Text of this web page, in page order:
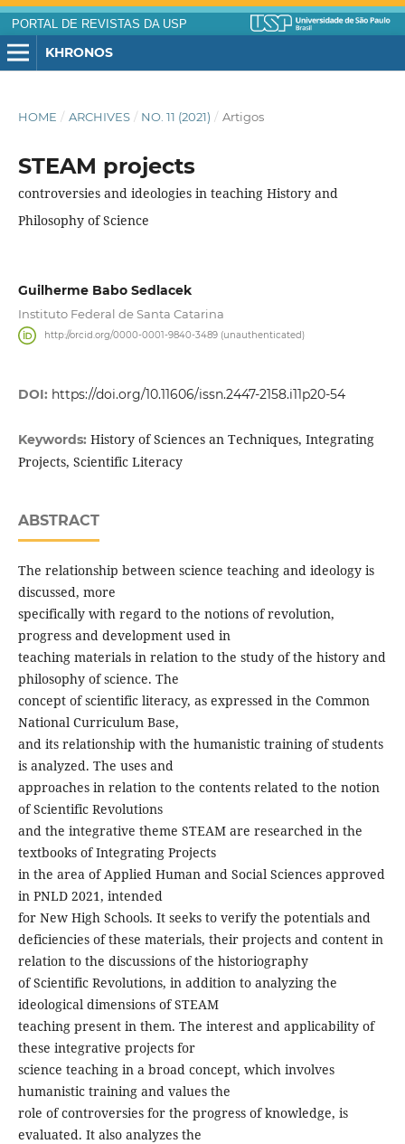
PORTAL DE REVISTAS DA USP
KHRONOS
HOME / ARCHIVES / NO. 11 (2021) / Artigos
STEAM projects
controversies and ideologies in teaching History and
Philosophy of Science
Guilherme Babo Sedlacek
Instituto Federal de Santa Catarina
http://orcid.org/0000-0001-9840-3489 (unauthenticated)
DOI: https://doi.org/10.11606/issn.2447-2158.i11p20-54
Keywords: History of Sciences an Techniques, Integrating
Projects, Scientific Literacy
ABSTRACT
The relationship between science teaching and ideology is
discussed, more
specifically with regard to the notions of revolution,
progress and development used in
teaching materials in relation to the study of the history and
philosophy of science. The
concept of scientific literacy, as expressed in the Common
National Curriculum Base,
and its relationship with the humanistic training of students
is analyzed. The uses and
approaches in relation to the contents related to the notion
of Scientific Revolutions
and the integrative theme STEAM are researched in the
textbooks of Integrating Projects
in the area of Applied Human and Social Sciences approved
in PNLD 2021, intended
for New High Schools. It seeks to verify the potentials and
deficiencies of these materials, their projects and content in
relation to the discussions of the historiography
of Scientific Revolutions, in addition to analyzing the
ideological dimensions of STEAM
teaching present in them. The interest and applicability of
these integrative projects for
science teaching in a broad concept, which involves
humanistic training and values the
role of controversies for the progress of knowledge, is
evaluated. It also analyzes the